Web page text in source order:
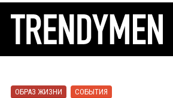
ОБРАЗ ЖИЗНИ СОБЫТИЯ